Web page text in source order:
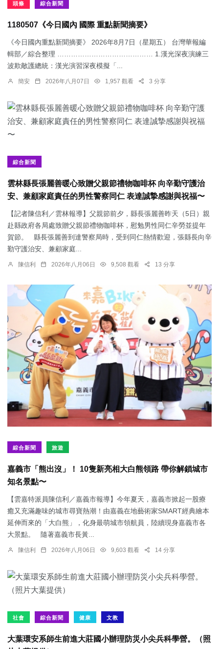
頭條 綜合新聞
1180507《今日國內 國際 重點新聞摘要》
《今日國內重點新聞摘要》 2026年8月7日（星期五） 台灣華報編
輯部／綜合整理 …………………………………… 1.漢光深夜演練三
波欺敵護總統：​漢光演習深夜模擬「...
簡安 2026年八月07日 1,957 觀看 3 分享
綜合新聞
雲林縣長張麗善暖心致贈父親節禮物咖啡杯 向辛勤守護治
安、兼顧家庭責任的男性警察同仁 表達誠摯感謝與祝福〜
【記者陳信利／雲林報導】父親節前夕，縣長張麗善昨天（5日）親
赴縣政府各局處致贈父親節禮物咖啡杯，慰勉男性同仁辛勞並提年
賀節。 縣長張麗善到達警察局時，受到同仁熱情歡迎，張縣長向辛
勤守護治安、兼顧家庭...
陳信利 2026年八月06日 9,508 觀看 13 分享
綜合新聞 旅遊
嘉義市「熊出沒」！ 10隻新亮相大白熊領路 帶你解鎖城市
知名景點〜
【雲嘉特派員陳信利／嘉義市報導】今年夏天，嘉義市掀起一股療
癒又充滿趣味的城市尋寶熱潮！由嘉義在地藝術家SMART經典繪本
延伸而來的「大白熊」，化身最萌城市領航員，陸續現身嘉義市各
大景點。 隨著嘉義市長黃...
陳信利 2026年八月06日 9,603 觀看 14 分享
社會 綜合新聞 健康 文教
大葉環安系師生前進大莊國小辦理防災小尖兵科學營。（照